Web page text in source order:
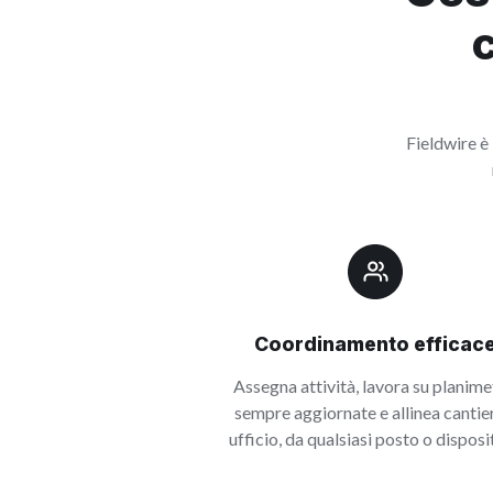
Fieldwire è
Coordinamento
Assegna attività, lavora su
sempre aggiornate e allinea
ufficio, da qualsiasi posto o